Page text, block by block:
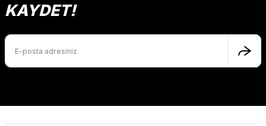
KAYDET!